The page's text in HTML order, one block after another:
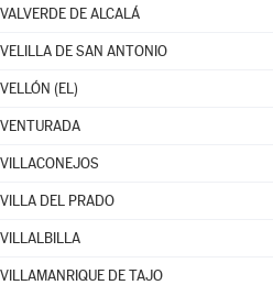
VALVERDE DE ALCALÁ
VELILLA DE SAN ANTONIO
VELLÓN (EL)
VENTURADA
VILLACONEJOS
VILLA DEL PRADO
VILLALBILLA
VILLAMANRIQUE DE TAJO